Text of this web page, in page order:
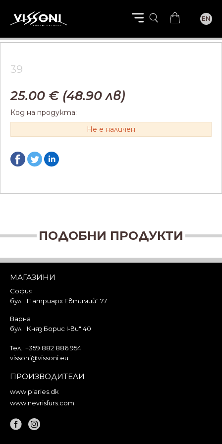
EN
39
25.00 € (48.90 лв)
Код на продукта:
Не е наличен
ПОДОБНИ ПРОДУКТИ
МАГАЗИНИ
София
бул. "Патриарх Евтимий" 77
Варна
бул. "Княз Борис I-ви" 40
Тел.: +359 882 886 954
vissoni@vissoni.eu
ПРОИЗВОДИТЕЛИ
www.piaries.dk
www.nevrisfurs.com